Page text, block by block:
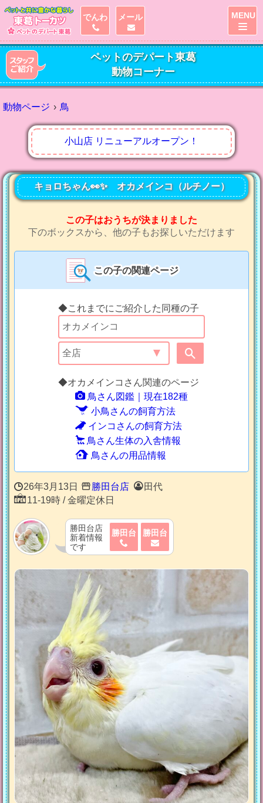
ペットのデパート東葛
動物コーナー
動物ページ 鳥
小山店 リニューアルオープン！
キョロちゃん👀✨ オカメインコ（ルチノー）
この子はおうちが決まりました
下のボックスから、他の子もお探しいただけます
この子の関連ページ
◆これまでにご紹介した同種の子
◆オカメインコさん関連のページ
鳥さん図鑑｜現在182種
小鳥さんの飼育方法
インコさんの飼育方法
鳥さん生体の入舎情報
鳥さんの用品情報
26年3月13日 勝田台店
田代
11-19時 / 金曜定休日
勝田台店
新着情報
です
勝田台 勝田台
でんわ メール MENU